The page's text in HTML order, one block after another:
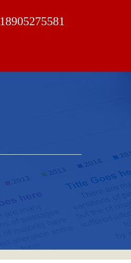
18905275581